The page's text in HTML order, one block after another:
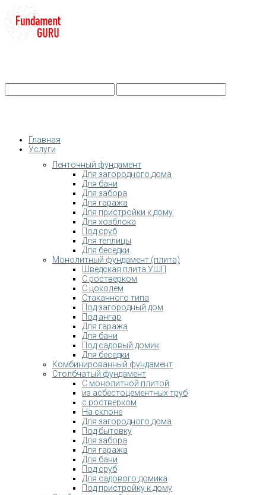
Главная
Услуги
Ленточный фундамент
Для загородного дома
Для бани
Для забора
Для гаража
Для пристройки к дому
Для хозблока
Под сруб
Для теплицы
Для беседки
Монолитный фундамент (плита)
Шведская плита УШП
С ростверком
С цоколем
Стаканного типа
Под загородный дом
Под ангар
Для гаража
Для бани
Под садовый домик
Для беседки
Комбинированный фундамент
Столбчатый фундамент
С монолитной плитой
из асбестоцементных труб
с ростверком
На склоне
Для загородного дома
Под бытовку
Для забора
Для гаража
Для бани
Под сруб
Для садового домика
Под пристройку к дому